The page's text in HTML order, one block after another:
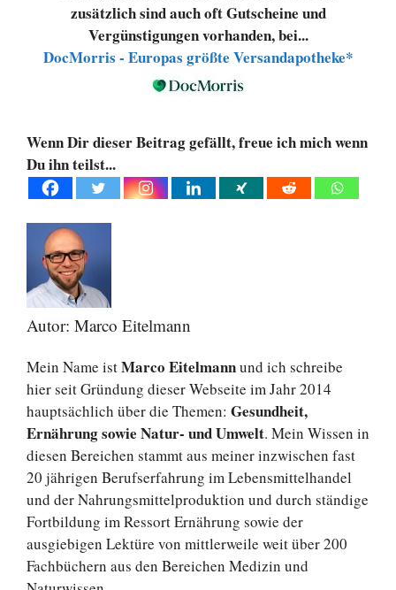
zusätzlich sind auch oft Gutscheine und
Vergünstigungen vorhanden, bei...
DocMorris - Europas größte Versandapotheke*
Wenn Dir dieser Beitrag gefällt, freue ich mich wenn
Du ihn teilst...
Autor: Marco Eitelmann
Mein Name istMarco Eitelmannund ich schreibe
hier seit Gründung dieser Webseite im Jahr 2014
hauptsächlich über die Themen: Gesundheit,
Ernährung sowie Natur- und Umwelt. Mein Wissen in
diesen Bereichen stammt aus meiner inzwischen fast
20 jährigen Berufserfahrung im Lebensmittelhandel
und der Nahrungsmittelproduktion und durch ständige
Fortbildung im Ressort Ernährung sowie der
ausgiebigen Lektüre von mittlerweile weit über 200
Fachbüchern aus den Bereichen Medizin und